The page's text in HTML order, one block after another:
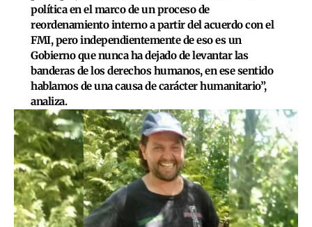
política en el marco de un proceso de
reordenamiento interno a partir del acuerdo con el
FMI, pero independientemente de eso es un
Gobierno que nunca ha dejado de levantar las
banderas de los derechos humanos, en ese sentido
hablamos de una causa de carácter humanitario”,
analiza.